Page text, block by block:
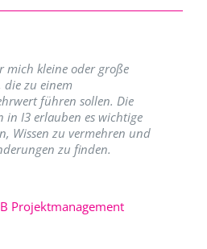
mich kleine oder große
die zu einem
führen sollen. Die
in I3 erlauben es wichtige
Wissen zu vermehren und
zu finden.
Projektmanagement